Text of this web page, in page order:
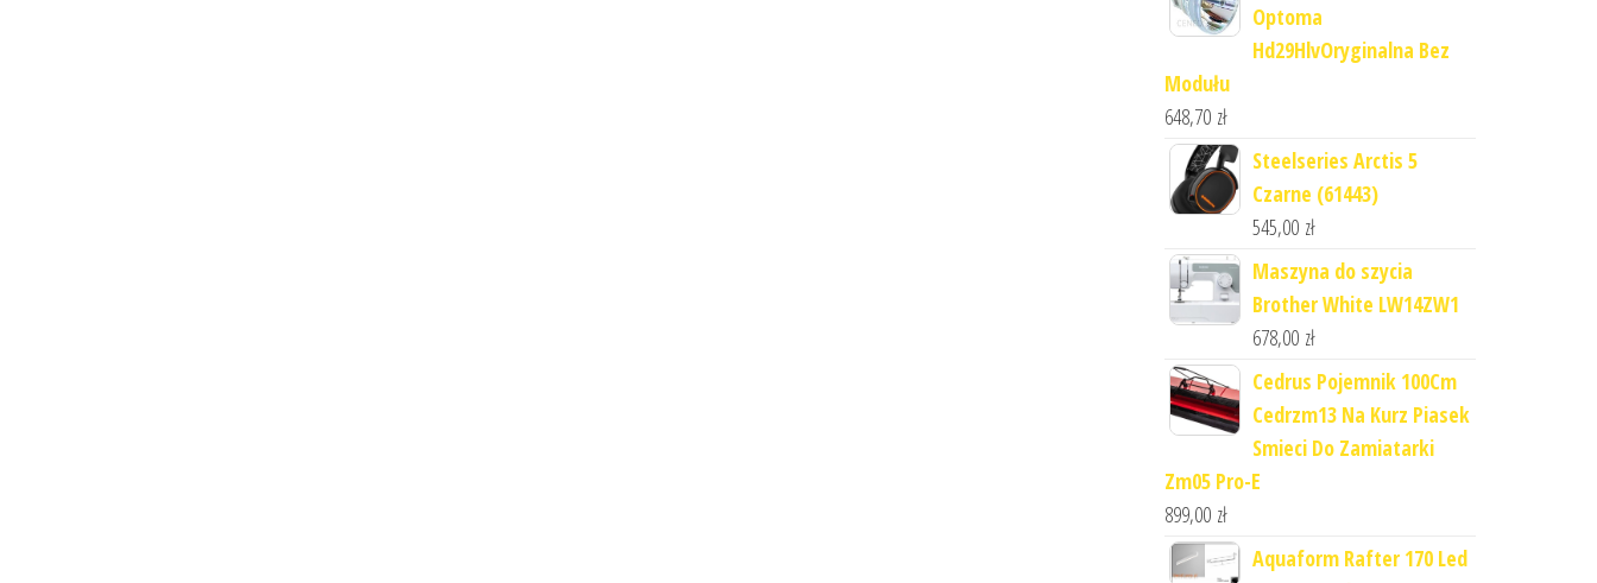
Optoma
Hd29HlvOryginalna Bez
Modułu
648,70 zł
Steelseries Arctis 5
Czarne (61443)
545,00 zł
Maszyna do szycia
Brother White LW14ZW1
678,00 zł
Cedrus Pojemnik 100Cm
Cedrzm13 Na Kurz Piasek
Smieci Do Zamiatarki
Zm05 Pro-E
899,00 zł
Aquaform Rafter 170 Led